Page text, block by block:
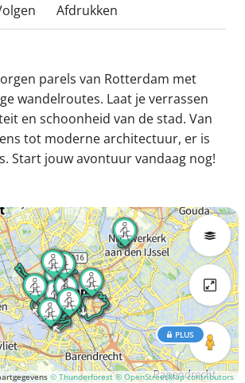
Afdrukken
parels van Rotterdam met
wandelroutes. Laat je verrassen
en schoonheid van de stad. Van
tot moderne architectuur, er is
Start jouw avontuur vandaag nog!
© Thunderforest © OpenStreetMap contributors
PLUS